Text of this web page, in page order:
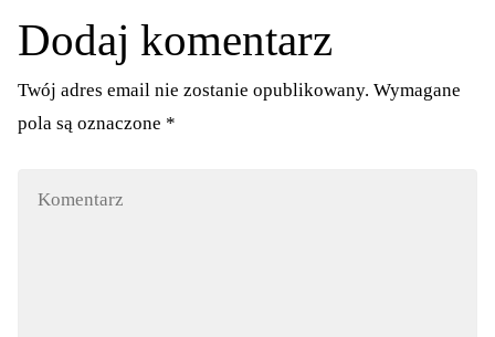
Dodaj komentarz
Twój adres email nie zostanie opublikowany. Wymagane
pola są oznaczone *